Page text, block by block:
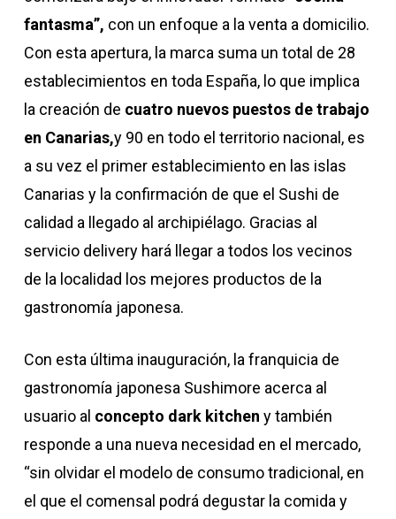
fantasma”, con un enfoque a la venta a domicilio.
Con esta apertura, la marca suma un total de 28
establecimientos en toda España, lo que implica
la creación de cuatro nuevos puestos de trabajo
en Canarias,y 90 en todo el territorio nacional, es
a su vez el primer establecimiento en las islas
Canarias y la confirmación de que el Sushi de
calidad a llegado al archipiélago. Gracias al
servicio delivery hará llegar a todos los vecinos
de la localidad los mejores productos de la
gastronomía japonesa.
Con esta última inauguración, la franquicia de
gastronomía japonesa Sushimore acerca al
usuario al concepto dark kitchen y también
responde a una nueva necesidad en el mercado,
“sin olvidar el modelo de consumo tradicional, en
el que el comensal podrá degustar la comida y